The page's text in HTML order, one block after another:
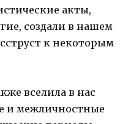
акты,
создали в нашем
к некоторым
вселила в нас
и межличностные